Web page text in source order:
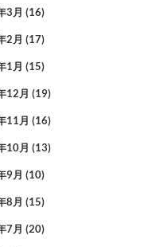
3月 (16)
2月 (17)
1月 (15)
12月 (19)
11月 (16)
10月 (13)
9月 (10)
8月 (15)
7月 (20)